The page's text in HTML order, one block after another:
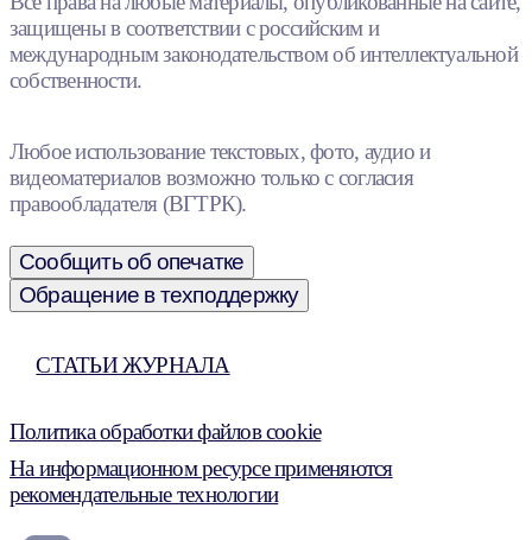
защищены в соответствии с российским и
международным законодательством об интеллектуальной
собственности.
Любое использование текстовых, фото, аудио и
видеоматериалов возможно только с согласия
правообладателя (ВГТРК).
Сообщить об опечатке
Обращение в техподдержку
СТАТЬИ ЖУРНАЛА
Политика обработки файлов cookie
На информационном ресурсе применяются
рекомендательные технологии